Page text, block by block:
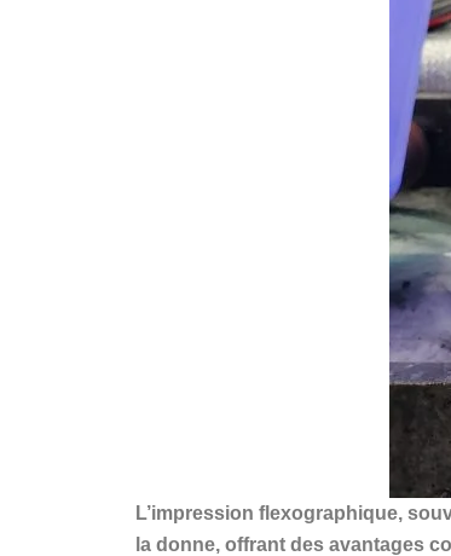
L’impression flexographique,
la donne, offrant des avantages